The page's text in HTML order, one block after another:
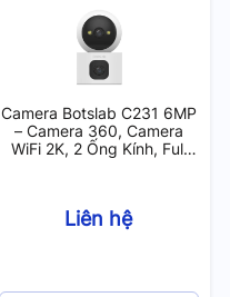
Camera Botslab C231 6MP
– Camera 360, Camera
WiFi 2K, 2 Ống Kính, Full
Liên hệ